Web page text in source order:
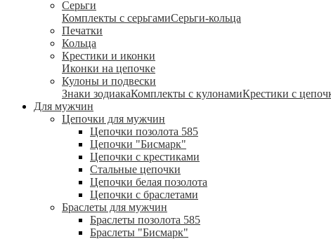
Серьги
Комплекты с серьгамиСерьги-кольца
Печатки
Кольца
Крестики и иконки
Иконки на цепочке
Кулоны и подвески
Знаки зодиакаКомплекты с кулонамиКрестики с
Для мужчин
Цепочки для мужчин
Цепочки позолота 585
Цепочки "Бисмарк"
Цепочки с крестиками
Стальные цепочки
Цепочки белая позолота
Цепочки с браслетами
Браслеты для мужчин
Браслеты позолота 585
Браслеты "Бисмарк"